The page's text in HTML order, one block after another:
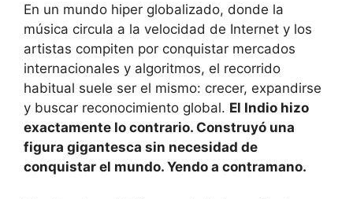
En un mundo hiper globalizado, donde la
música circula a la velocidad de Internet y los
artistas compiten por conquistar mercados
internacionales y algoritmos, el recorrido
habitual suele ser el mismo: crecer, expandirse
y buscar reconocimiento global. El Indio hizo
exactamente lo contrario. Construyó una
figura gigantesca sin necesidad de
conquistar el mundo. Yendo a contramano.